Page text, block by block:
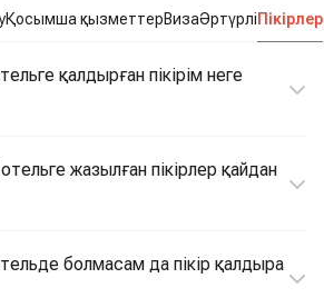
Қосымша қызметтерВизаӘртүрліПікірлер
қалдырған пікірім неге
жазылған пікірлер қайдан
болмасам да пікір қалдыра